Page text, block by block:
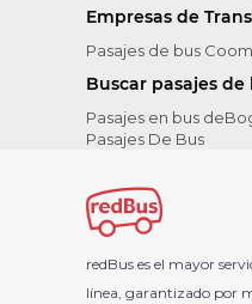
Empresas de
Pasajes de bus
Buscar pasajes de
Pasajes en bus
Pasajes De Bus
redBus es el mayor
línea, garantizado por